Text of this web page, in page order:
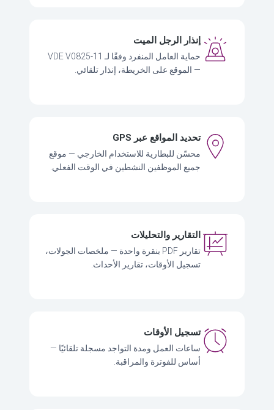
إنذار الرجل الميت
حماية العامل المنفرد وفقًا لـ VDE V0825-11
— الموقع على الخريطة، إنذار تلقائي.
تحديد المواقع عبر GPS
محسّن للبطارية للاستخدام الخارجي — موقع
جميع الموظفين النشطين في الوقت الفعلي.
التقارير والتحليلات
تقارير PDF بنقرة واحدة — ملخصات الجولات،
تسجيل الأوقات، تقارير الأحداث.
تسجيل الأوقات
ساعات العمل ومدة التواجد مسجلة تلقائيًا —
أساس للفوترة والمراقبة.